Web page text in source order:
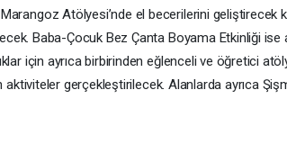
Atölyesi’nde el becerilerini geliştirecek
Baba-Çocuk Bez Çanta Boyama Etkinliği ise
için ayrıca birbirinden eğlenceli ve öğretici
aktiviteler gerçekleştirilecek. Alanlarda ayrıca